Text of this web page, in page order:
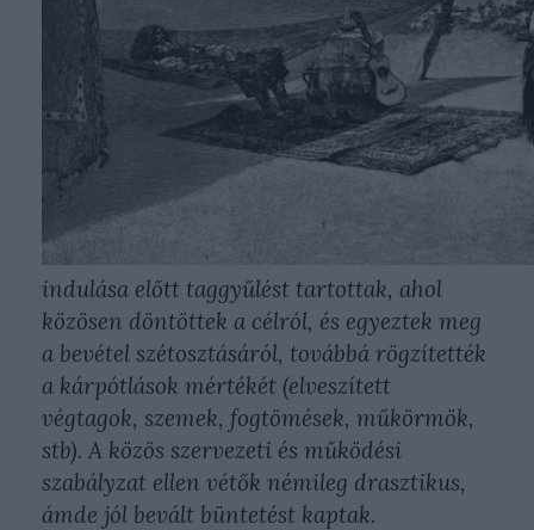
indulása előtt taggyűlést tartottak, ahol
közösen döntöttek a célról, és egyeztek meg
a bevétel szétosztásáról, továbbá rögzítették
a kárpótlások mértékét (elveszített
végtagok, szemek, fogtömések, műkörmök,
stb). A közös szervezeti és működési
szabályzat ellen vétők némileg drasztikus,
ámde jól bevált büntetést kaptak.